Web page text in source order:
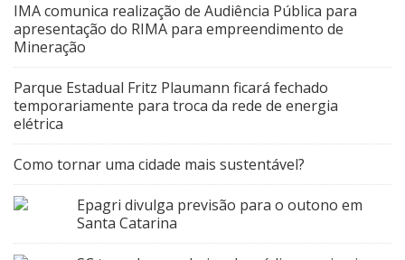
IMA comunica realização de Audiência Pública para
apresentação do RIMA para empreendimento de
Mineração
Parque Estadual Fritz Plaumann ficará fechado
temporariamente para troca da rede de energia
elétrica
Como tornar uma cidade mais sustentável?
Epagri divulga previsão para o outono em
Santa Catarina